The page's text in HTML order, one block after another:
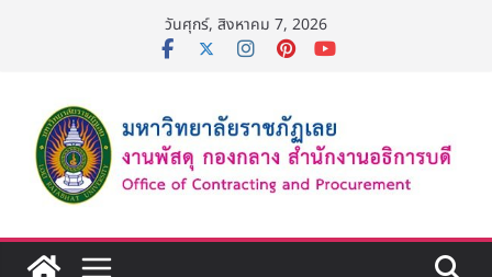
วันศุกร์, สิงหาคม 7, 2026